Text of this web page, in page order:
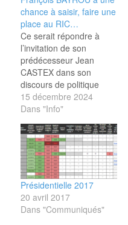
chance à saisir, faire une
place au RIC…
Ce serait répondre à
l’invitation de son
prédécesseur Jean
CASTEX dans son
discours de politique
générale du 15 juillet
2020 : « Et il nous
appartiendra ensemble
de trouver les modalités
de conciliation entre
démocratie directe et
démocratie
représentative,(...) »
Mais pendant plus de
quatre ans, rien n’a été
proposé. Pourtant en ce
15 décembre 2024
Dans "Info"
Présidentielle 2017
20 avril 2017
Dans "Communiqués"